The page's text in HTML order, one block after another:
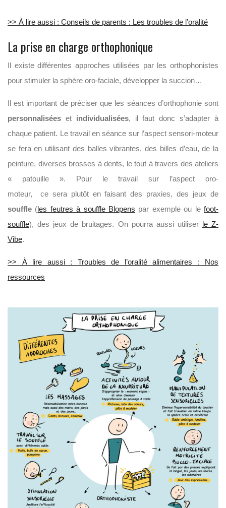
>> À lire aussi : Conseils de parents : Les troubles de l’oralité
La prise en charge orthophonique
Il existe différentes approches utilisées par les orthophonistes
pour stimuler la sphère oro-faciale, développer la succion…
Il est important de préciser que les séances d’orthophonie sont
personnalisées et individualisées, il faut donc s’adapter à
chaque patient. Le travail en séance sur l’aspect sensori-moteur
se fera en utilisant des balles vibrantes, des billes d’eau, de la
peinture, diverses brosses à dents, le tout à travers des ateliers
« patouille ». Pour le travail sur l’aspect oro-
moteur, ce seraplutôt en faisant des praxies, des jeux de
souffle (les feutres à souffle Blopens par exemple ou lefoot-
souffle), des jeux de bruitages. On pourra aussi utiliser le Z-
Vibe.
>> À lire aussi : Troubles de l’oralité alimentaires : Nos
ressources